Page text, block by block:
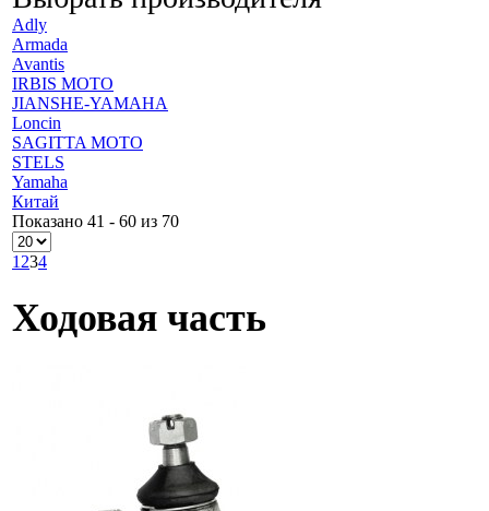
Adly
Armada
Avantis
IRBIS MOTO
JIANSHE-YAMAHA
Loncin
SAGITTA MOTO
STELS
Yamaha
Китай
Показано 41 - 60 из 70
1 234
Ходовая часть